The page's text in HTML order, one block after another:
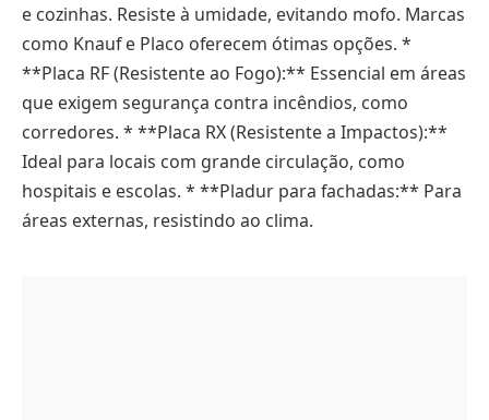
e cozinhas. Resiste à umidade, evitando mofo. Marcas
como Knauf e Placo oferecem ótimas opções. *
**Placa RF (Resistente ao Fogo):** Essencial em áreas
que exigem segurança contra incêndios, como
corredores. * **Placa RX (Resistente a Impactos):**
Ideal para locais com grande circulação, como
hospitais e escolas. * **Pladur para fachadas:** Para
áreas externas, resistindo ao clima.